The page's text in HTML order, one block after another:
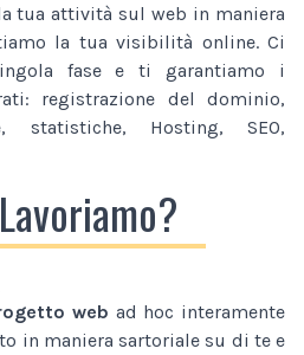
tua attività sul web in maniera
la tua visibilità online. Ci
fase e ti garantiamo i
registrazione del dominio,
statistiche, Hosting, SEO,
web ad hoc interamente
in maniera sartoriale su di te e